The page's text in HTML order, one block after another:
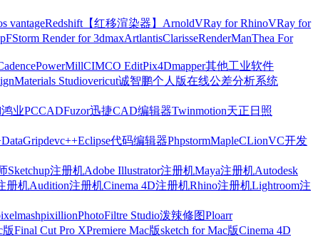
vantageRedshift【红移渲染器】 ArnoldVRay for RhinoVRay for
FStorm Render for 3dmaxArtlantisClarisseRenderManThea For
PowerMillCIMCO EditPix4Dmapper其他工业软件
Materials Studiovericut诚智鹏个人版在线公差分析系统
鸿业PCCADFuzor迅捷CAD编辑器Twinmotion天正日照
DataGripdevc++Eclipse代码编辑器PhpstormMapleCLionVC开发
Sketchup注册机Adobe Illustrator注册机Maya注册机Autodesk
册机Audition注册机Cinema 4D注册机Rhino注册机Lightroom注
pixillionPhotoFiltre Studio泼辣修图Ploarr
版Final Cut Pro XPremiere Mac版sketch for Mac版Cinema 4D